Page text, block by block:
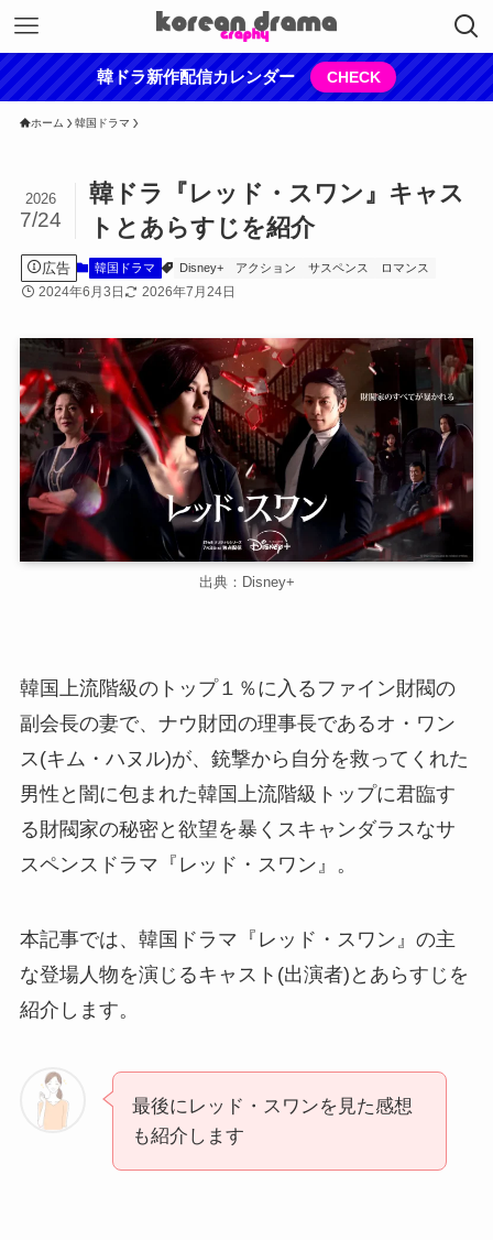
韓ドラ新作配信カレンダー CHECK
ホーム 韓国ドラマ
韓ドラ『レッド・スワン』キャス
トとあらすじを紹介
2026
7/24
広告 韓国ドラマ Disney+ アクション サスペンス ロマンス
2024年6月3日 2026年7月24日
出典：Disney+
韓国上流階級のトップ１％に入るファイン財閥の
副会長の妻で、ナウ財団の理事長であるオ・ワン
ス(キム・ハヌル)が、銃撃から自分を救ってくれた
男性と闇に包まれた韓国上流階級トップに君臨す
る財閥家の秘密と欲望を暴くスキャンダラスなサ
スペンスドラマ『レッド・スワン』。
本記事では、韓国ドラマ『レッド・スワン』の主
な登場人物を演じるキャスト(出演者)とあらすじを
紹介します。
最後にレッド・スワンを見た感想
も紹介します